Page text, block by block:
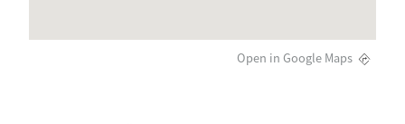
Open in Google Maps